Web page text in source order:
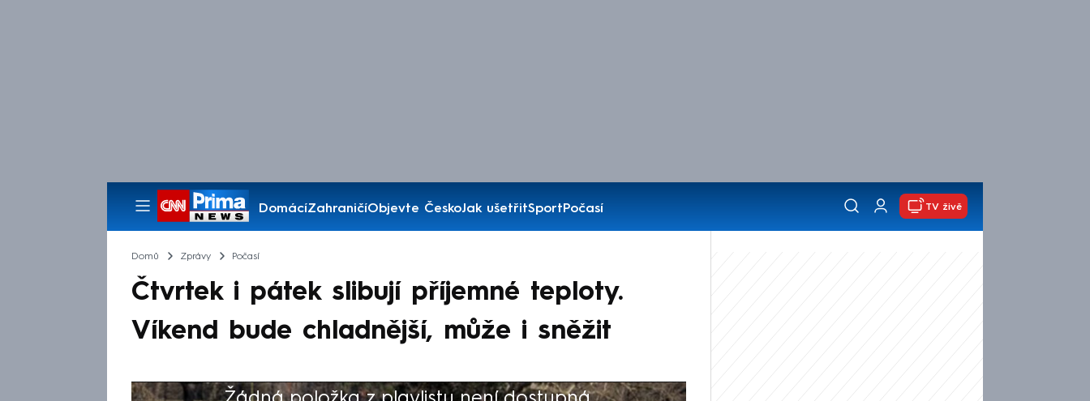
DomácíZahraničíObjevte ČeskoJak ušetřitSportPočasí
Pořady
TV živě
Domů Zprávy Počasí
Čtvrtek i pátek slibují příjemné teploty.
Víkend bude chladnější, může i sněžit